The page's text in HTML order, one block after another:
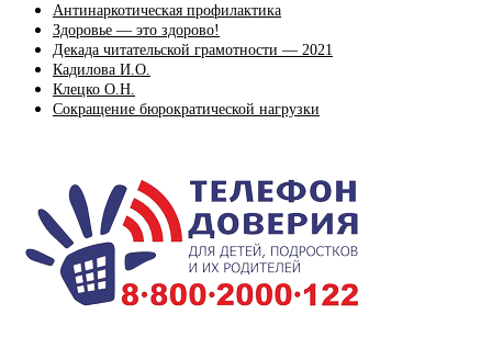
Антинаркотическая профилактика
Здоровье — это здорово!
Декада читательской грамотности — 2021
Кадилова И.О.
Клецко О.Н.
Сокращение бюрократической нагрузки